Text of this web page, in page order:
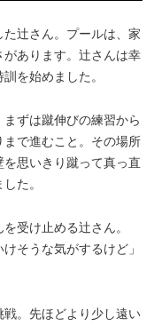
辻さん。プールは、家
あります。辻さんは幸
を始めました。
ずは蹴伸びの練習から
で進むこと。その場所
思いきり蹴って真っ直
た。
受け止める辻さん。
そうな気がするけど」
。先ほどより少し遠い